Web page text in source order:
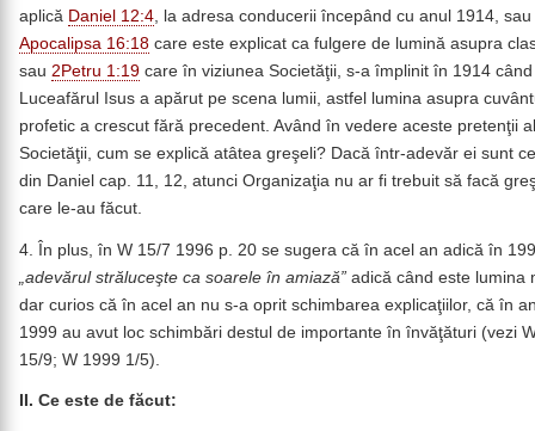
aplică Daniel 12:4, la adresa conducerii începând cu anul 1914,
Apocalipsa 16:18 care este explicat ca fulgere de lumină asupra
sau 2Petru 1:19 care în viziunea Societăţii, s-a împlinit în 1914 când
Luceafărul Isus a apărut pe scena lumii, astfel lumina asupra
profetic a crescut fără precedent. Având în vedere aceste pretenţii
Societăţii, cum se explică atâtea greşeli? Dacă într-adevăr ei sunt
din Daniel cap. 11, 12, atunci Organizaţia nu ar fi trebuit să facă
care le-au făcut.
4. În plus, în W 15/7 1996 p. 20 se sugera că în acel an adică în
„adevărul străluceşte ca soarele în amiază” adică când este lumina
dar curios că în acel an nu s-a oprit schimbarea explicaţiilor, că în
1999 au avut loc schimbări destul de importante în învăţături (vezi
15/9; W 1999 1/5).
II. Ce este de făcut: